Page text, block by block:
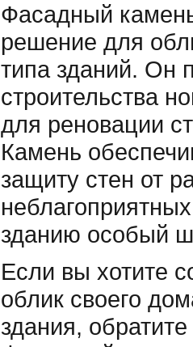
Фасадный
решение для
типа зданий. Он
строительства
для реновации
Камень
защиту стен от
зданию особый
Если вы хотите
облик своего
здания,